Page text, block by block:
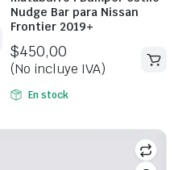
Nudge Bar para Nissan
Frontier 2019+
$450,00
(No incluye IVA)
En stock